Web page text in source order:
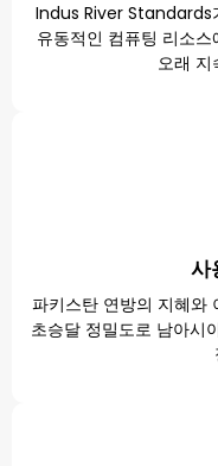
Indus River Standards
유동적인 컴퓨팅 리소
오래 지
사
파키스탄 연방의 지혜와
초승달 정밀도로 남아시